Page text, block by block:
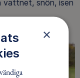
vattnet, snön, isen
×